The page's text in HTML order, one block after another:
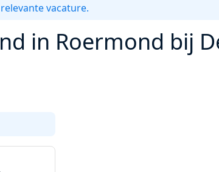
vacature.
in Roermond bij